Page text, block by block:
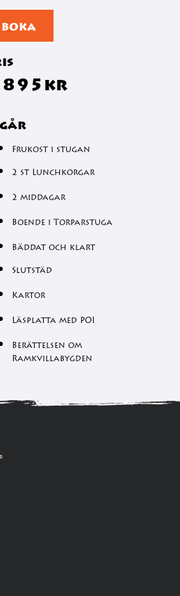
BOKA
895kr
Frukost i stugan
2 st Lunchkorgar
2 middagar
Boende i Torparstuga
Bäddat och klart
Slutstäd
Kartor
Läsplatta med POI
Berättelsen om
Ramkvillabygden